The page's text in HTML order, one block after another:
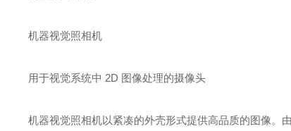
机器视觉照相机
用于视觉系统中 2D 图像处理的摄像头
机器视觉照相机以紧凑的外壳形式提供高品质的图像。